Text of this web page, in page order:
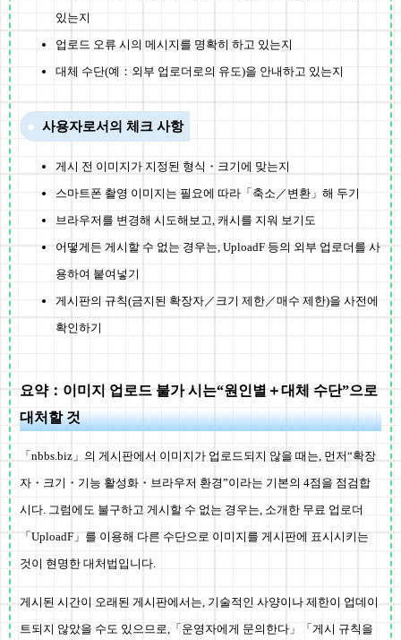
있는지
업로드 오류 시의 메시지를 명확히 하고 있는지
대체 수단(예：외부 업로더로의 유도)을 안내하고 있는지
사용자로서의 체크 사항
게시 전 이미지가 지정된 형식・크기에 맞는지
스마트폰 촬영 이미지는 필요에 따라「축소／변환」해 두기
브라우저를 변경해 시도해보고, 캐시를 지워 보기도
어떻게든 게시할 수 없는 경우는, UploadF 등의 외부 업로더를 사
용하여 붙여넣기
게시판의 규칙(금지된 확장자／크기 제한／매수 제한)을 사전에
확인하기
요약：이미지 업로드 불가 시는“원인별＋대체 수단”으로
대처할 것
「nbbs.biz」의 게시판에서 이미지가 업로드되지 않을 때는, 먼저“확장
자・크기・기능 활성화・브라우저 환경”이라는 기본의 4점을 점검합
시다. 그럼에도 불구하고 게시할 수 없는 경우는, 소개한 무료 업로더
「UploadF」를 이용해 다른 수단으로 이미지를 게시판에 표시시키는
것이 현명한 대처법입니다.
게시된 시간이 오래된 게시판에서는, 기술적인 사양이나 제한이 업데이
트되지 않았을 수도 있으므로,「운영자에게 문의한다」「게시 규칙을